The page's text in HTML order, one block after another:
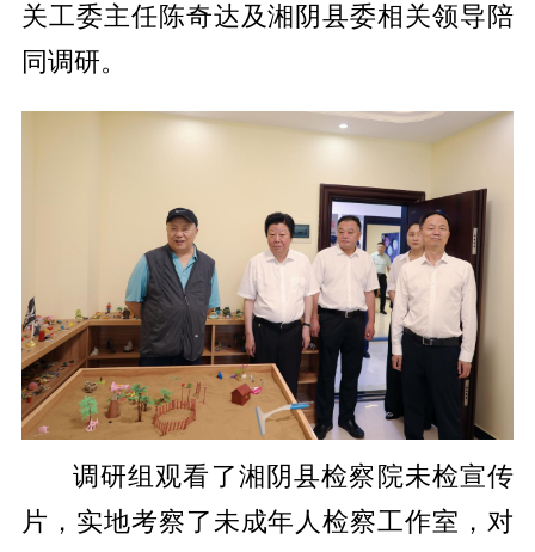
关工委主任陈奇达及湘阴县委相关领导陪
同调研。
调研组观看了湘阴县检察院未检宣传
片，实地考察了未成年人检察工作室，对